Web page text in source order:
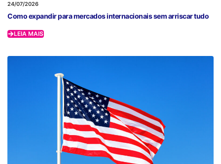
24/07/2026
Como expandir para mercados internacionais sem arriscar tudo
LEIA MAIS